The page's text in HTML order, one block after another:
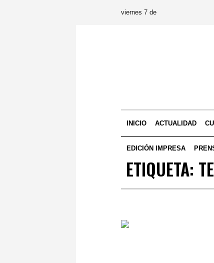
viernes 7 de
INICIO ACTUALIDAD
EDICIÓN IMPRESA
ETIQUETA: